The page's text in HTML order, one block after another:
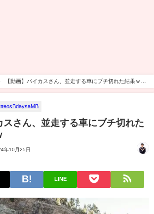
【動画】バイカスさん、並走する車にブチ切れた結果ｗｗ
スさん、並走する車にブチ切れた
年10月25日
LINE